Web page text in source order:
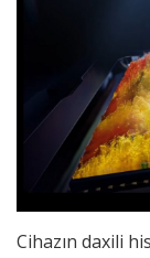
Cihazın daxili